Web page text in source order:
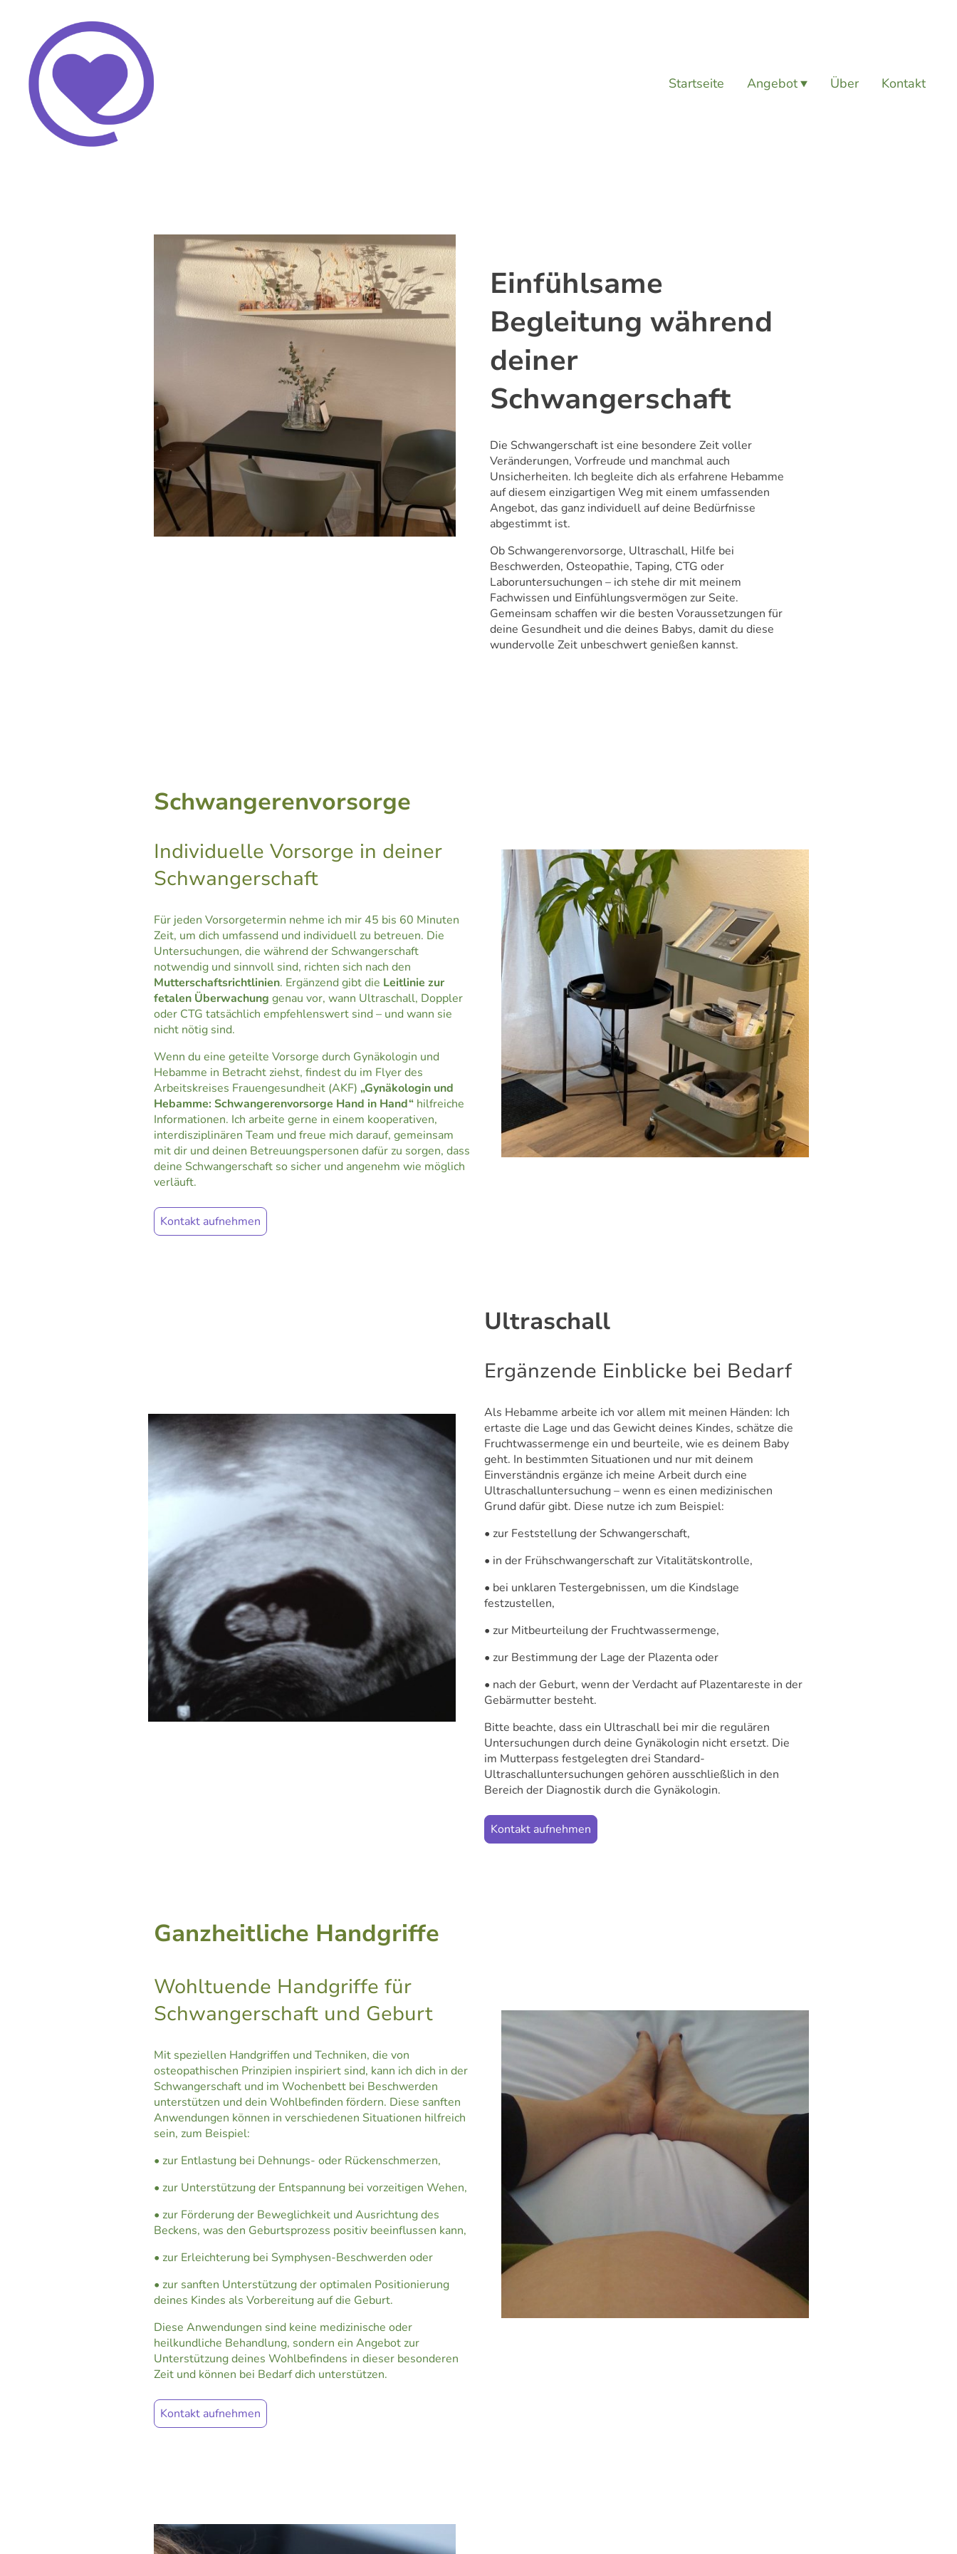
Startseite Angebot Über Kontakt
Einfühlsame
Begleitung während
deiner
Schwangerschaft
Die Schwangerschaft ist eine besondere Zeit voller
Veränderungen, Vorfreude und manchmal auch
Unsicherheiten. Ich begleite dich als erfahrene Hebamme
auf diesem einzigartigen Weg mit einem umfassenden
Angebot, das ganz individuell auf deine Bedürfnisse
abgestimmt ist.
Ob Schwangerenvorsorge, Ultraschall, Hilfe bei
Beschwerden, Osteopathie, Taping, CTG oder
Laboruntersuchungen – ich stehe dir mit meinem
Fachwissen und Einfühlungsvermögen zur Seite.
Gemeinsam schaffen wir die besten Voraussetzungen für
deine Gesundheit und die deines Babys, damit du diese
wundervolle Zeit unbeschwert genießen kannst.
Schwangerenvorsorge
Individuelle Vorsorge in deiner
Schwangerschaft
Für jeden Vorsorgetermin nehme ich mir 45 bis 60 Minuten
Zeit, um dich umfassend und individuell zu betreuen. Die
Untersuchungen, die während der Schwangerschaft
notwendig und sinnvoll sind, richten sich nach den
Mutterschaftsrichtlinien. Ergänzend gibt die Leitlinie zur
fetalen Überwachung genau vor, wann Ultraschall, Doppler
oder CTG tatsächlich empfehlenswert sind – und wann sie
nicht nötig sind.
Wenn du eine geteilte Vorsorge durch Gynäkologin und
Hebamme in Betracht ziehst, findest du im Flyer des
Arbeitskreises Frauengesundheit (AKF) „Gynäkologin und
Hebamme: Schwangerenvorsorge Hand in Hand“ hilfreiche
Informationen. Ich arbeite gerne in einem kooperativen,
interdisziplinären Team und freue mich darauf, gemeinsam
mit dir und deinen Betreuungspersonen dafür zu sorgen, dass
deine Schwangerschaft so sicher und angenehm wie möglich
verläuft.
Kontakt aufnehmen
Ultraschall
Ergänzende Einblicke bei Bedarf
Als Hebamme arbeite ich vor allem mit meinen Händen: Ich
ertaste die Lage und das Gewicht deines Kindes, schätze die
Fruchtwassermenge ein und beurteile, wie es deinem Baby
geht. In bestimmten Situationen und nur mit deinem
Einverständnis ergänze ich meine Arbeit durch eine
Ultraschalluntersuchung – wenn es einen medizinischen
Grund dafür gibt. Diese nutze ich zum Beispiel:
• zur Feststellung der Schwangerschaft,
• in der Frühschwangerschaft zur Vitalitätskontrolle,
• bei unklaren Testergebnissen, um die Kindslage
festzustellen,
• zur Mitbeurteilung der Fruchtwassermenge,
• zur Bestimmung der Lage der Plazenta oder
• nach der Geburt, wenn der Verdacht auf Plazentareste in der
Gebärmutter besteht.
Bitte beachte, dass ein Ultraschall bei mir die regulären
Untersuchungen durch deine Gynäkologin nicht ersetzt. Die
im Mutterpass festgelegten drei Standard-
Ultraschalluntersuchungen gehören ausschließlich in den
Bereich der Diagnostik durch die Gynäkologin.
Kontakt aufnehmen
Ganzheitliche Handgriffe
Wohltuende Handgriffe für
Schwangerschaft und Geburt
Mit speziellen Handgriffen und Techniken, die von
osteopathischen Prinzipien inspiriert sind, kann ich dich in der
Schwangerschaft und im Wochenbett bei Beschwerden
unterstützen und dein Wohlbefinden fördern. Diese sanften
Anwendungen können in verschiedenen Situationen hilfreich
sein, zum Beispiel:
• zur Entlastung bei Dehnungs- oder Rückenschmerzen,
• zur Unterstützung der Entspannung bei vorzeitigen Wehen,
• zur Förderung der Beweglichkeit und Ausrichtung des
Beckens, was den Geburtsprozess positiv beeinflussen kann,
• zur Erleichterung bei Symphysen-Beschwerden oder
• zur sanften Unterstützung der optimalen Positionierung
deines Kindes als Vorbereitung auf die Geburt.
Diese Anwendungen sind keine medizinische oder
heilkundliche Behandlung, sondern ein Angebot zur
Unterstützung deines Wohlbefindens in dieser besonderen
Zeit und können bei Bedarf dich unterstützen.
Kontakt aufnehmen